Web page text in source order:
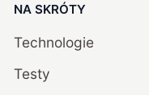
NA SKRÓTY
Technologie
Testy